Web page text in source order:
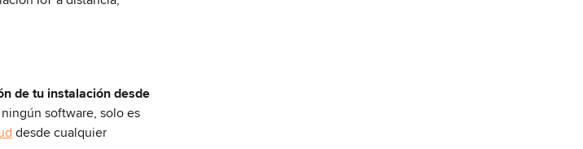
de tu instalación desde
software, solo es
desde cualquier